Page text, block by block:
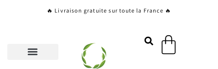
🔥 Livraison gratuite sur toute la France 🔥
Panier